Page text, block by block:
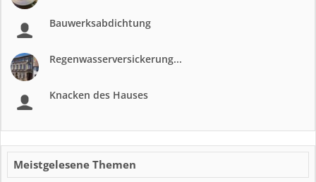
Bauwerksabdichtung
Regenwasserversickerung...
Knacken des Hauses
Meistgelesene Themen